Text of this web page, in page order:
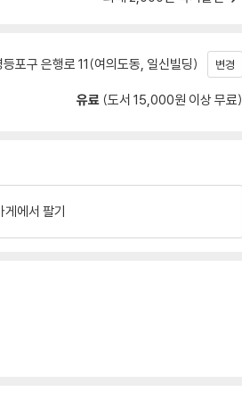
포구 은행로 11(여의도동, 일신빌딩) 변경
유료 (도서 15,000원 이상 무료)
게에서 팔기